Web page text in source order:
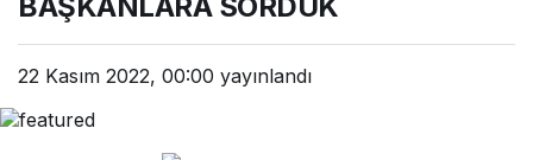
BAŞKANLARA SORDUK
22 Kasım 2022, 00:00 yayınlandı